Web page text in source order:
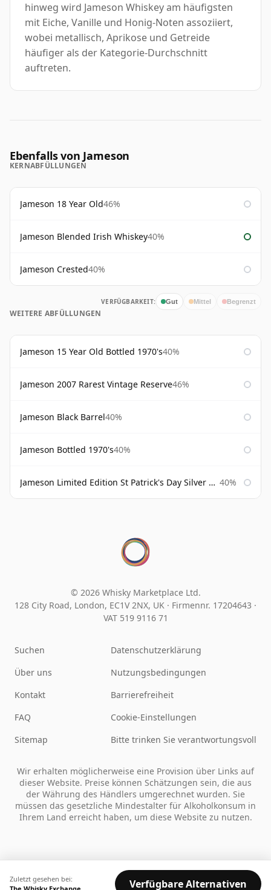
hinweg wird Jameson Whiskey am häufigsten
mit Eiche, Vanille und Honig-Noten assoziiert,
wobei metallisch, Aprikose und Getreide
häufiger als der Kategorie-Durchschnitt
auftreten.
Ebenfalls von Jameson
KERNABFÜLLUNGEN
Jameson 18 Year Old46%
Jameson Blended Irish Whiskey40%
Jameson Crested40%
VERFÜGBARKEIT: Gut Mittel Begrenzt
WEITERE ABFÜLLUNGEN
Jameson 15 Year Old Bottled 1970's40%
Jameson 2007 Rarest Vintage Reserve46%
Jameson Black Barrel40%
Jameson Bottled 1970's40%
Jameson Limited Edition St Patrick's Day Silver Bottle 40%
Zuletzt gesehen bei:
Verfügbare Alternativen
© 2026 Whisky Marketplace Ltd.
128 City Road, London, EC1V 2NX, UK · Firmennr. 17204643 ·
VAT 519 9116 71
Suchen
Über uns
Kontakt
FAQ
Sitemap
Datenschutzerklärung
Nutzungsbedingungen
Barrierefreiheit
Cookie-Einstellungen
Bitte trinken Sie verantwortungsvoll
Wir erhalten möglicherweise eine Provision über Links auf
dieser Website. Preise können Schätzungen sein, die aus
der Währung des Händlers umgerechnet wurden. Sie
müssen das gesetzliche Mindestalter für Alkoholkonsum in
Ihrem Land erreicht haben, um diese Website zu nutzen.